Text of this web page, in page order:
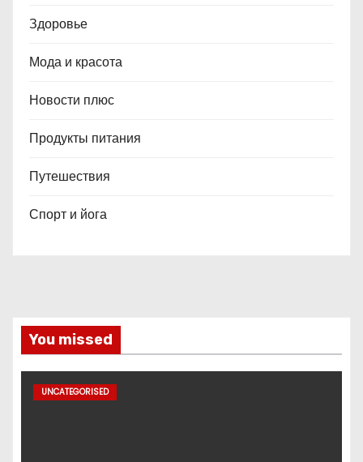
Здоровье
Мода и красота
Новости плюс
Продукты питания
Путешествия
Спорт и йога
You missed
UNCATEGORISED